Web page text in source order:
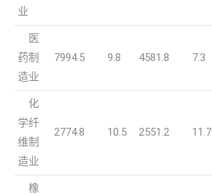
业
医
药制
造业
7994.5 9.8 4581.8 7.3
化
学纤
维制
造业
2774.8 10.5 2551.2 11.7
橡